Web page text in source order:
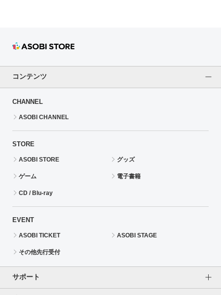
コンテンツ
CHANNEL
ASOBI CHANNEL
STORE
ASOBI STORE グッズ
ゲーム 電子書籍
CD / Blu-ray
EVENT
ASOBI TICKET ASOBI STAGE
その他先行受付
サポート